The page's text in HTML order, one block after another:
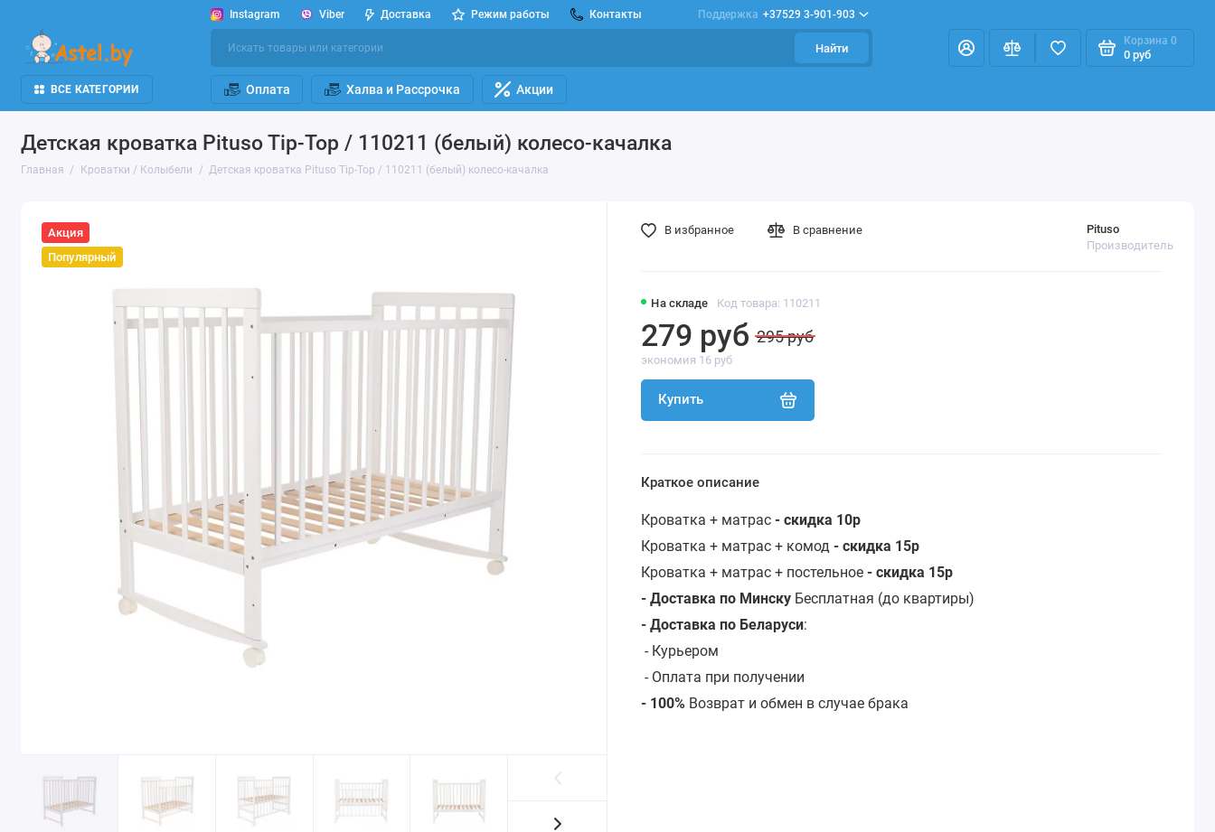
Instagram Viber Доставка Режим работы Контакты Поддержка +37529 3-901-903
Найти
Корзина 0
0 руб
ВСЕ КАТЕГОРИИ Оплата Халва и Рассрочка Акции
Детская кроватка Pituso Tip-Top / 110211 (белый) колесо-качалка
Главная Кроватки / Колыбели Детская кроватка Pituso Tip-Top / 110211 (белый) колесо-качалка
Акция
Популярный
На складе Код товара: 110211
Pituso
Производитель
279 руб 295 руб
экономия 16 руб
Купить
В избранное В сравнение
Краткое описание
Кроватка + матрас - скидка 10р
Кроватка + матрас + комод - скидка 15р
Кроватка + матрас + постельное - скидка 15р
- Доставка по МинскуБесплатная (до квартиры)
- Доставка по Беларуси:
- Курьером
- Оплата при получении
- 100% Возврат и обмен в случае брака